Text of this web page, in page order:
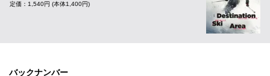
定価：1,540円 (本体1,400円)
バックナンバー